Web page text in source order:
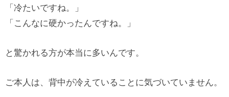
「冷たいですね。」
「こんなに硬かったんですね。」
と驚かれる方が本当に多いんです。
ご本人は、背中が冷えていることに気づいていません。